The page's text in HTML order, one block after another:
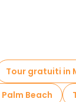
Tour gratuiti in
Beach